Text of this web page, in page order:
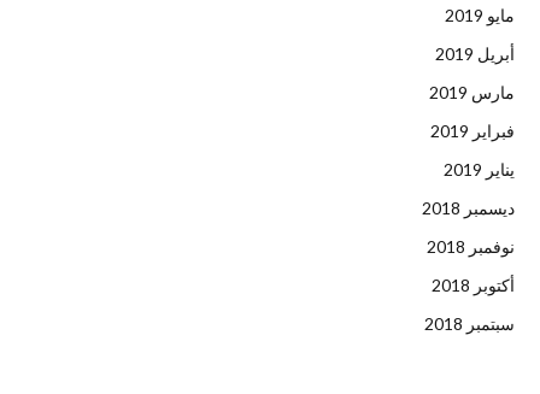
مايو 2019
أبريل 2019
مارس 2019
فبراير 2019
يناير 2019
ديسمبر 2018
نوفمبر 2018
أكتوبر 2018
سبتمبر 2018